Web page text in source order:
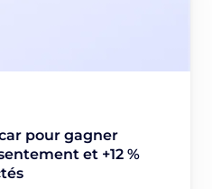
pour gagner
et +12 %